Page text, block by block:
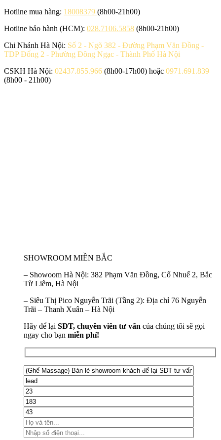
Hotline mua hàng: 18008379 (8h00-21h00)
Hotline bảo hành (HCM): 028.7106.5858 (8h00-21h00)
Chi Nhánh Hà Nội: Số 2 - Ngõ 382 - Đường Phạm Văn Đồng -
TDP Đống 2 - Phường Đông Ngạc - Thành Phố Hà Nội
CSKH Hà Nội: 02437.855.966 (8h00-17h00) hoặc 0971.691.839
(8h00 - 21h00)
SHOWROOM MIỀN BẮC
– Showoom Hà Nội: 382 Phạm Văn Đồng, Cổ Nhuế 2, Bắc
Từ Liêm, Hà Nội
– Siêu Thị Pico Nguyễn Trãi (Tầng 2): Địa chỉ 76 Nguyễn
Trãi – Thanh Xuân – Hà Nội
Hãy để lại SĐT, chuyên viên tư vấn của chúng tôi sẽ gọi
ngay cho bạn miễn phí!